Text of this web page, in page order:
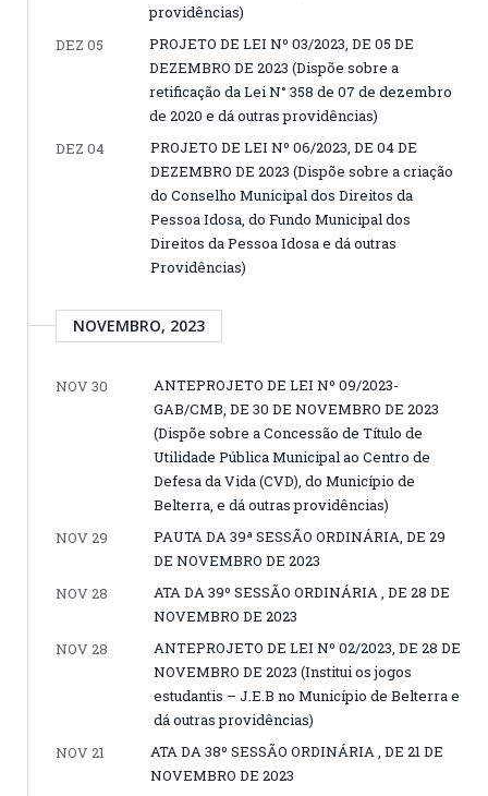
providências)
DEZ 05
PROJETO DE LEI Nº 03/2023, DE 05 DE
DEZEMBRO DE 2023 (Dispõe sobre a
retificação da Lei N° 358 de 07 de dezembro
de 2020 e dá outras providências)
DEZ 04
PROJETO DE LEI Nº 06/2023, DE 04 DE
DEZEMBRO DE 2023 (Dispõe sobre a criação
do Conselho Municipal dos Direitos da
Pessoa Idosa, do Fundo Municipal dos
Direitos da Pessoa Idosa e dá outras
Providências)
NOVEMBRO, 2023
NOV 30
ANTEPROJETO DE LEI Nº 09/2023-
GAB/CMB, DE 30 DE NOVEMBRO DE 2023
(Dispõe sobre a Concessão de Título de
Utilidade Pública Municipal ao Centro de
Defesa da Vida (CVD), do Município de
Belterra, e dá outras providências)
NOV 29
PAUTA DA 39ª SESSÃO ORDINÁRIA, DE 29
DE NOVEMBRO DE 2023
NOV 28
ATA DA 39º SESSÃO ORDINÁRIA , DE 28 DE
NOVEMBRO DE 2023
NOV 28
ANTEPROJETO DE LEI Nº 02/2023, DE 28 DE
NOVEMBRO DE 2023 (Institui os jogos
estudantis – J.E.B no Município de Belterra e
dá outras providências)
NOV 21
ATA DA 38º SESSÃO ORDINÁRIA , DE 21 DE
NOVEMBRO DE 2023